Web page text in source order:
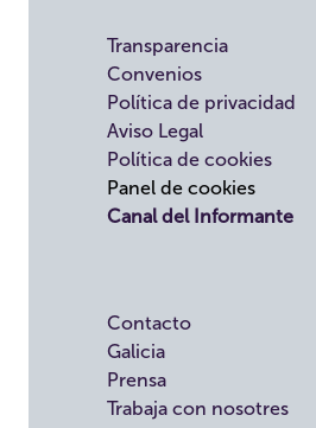
Transparencia
Convenios
Política de privacidad
Aviso Legal
Política de cookies
Panel de cookies
Canal del Informante
Contacto
Galicia
Prensa
Trabaja con nosotres